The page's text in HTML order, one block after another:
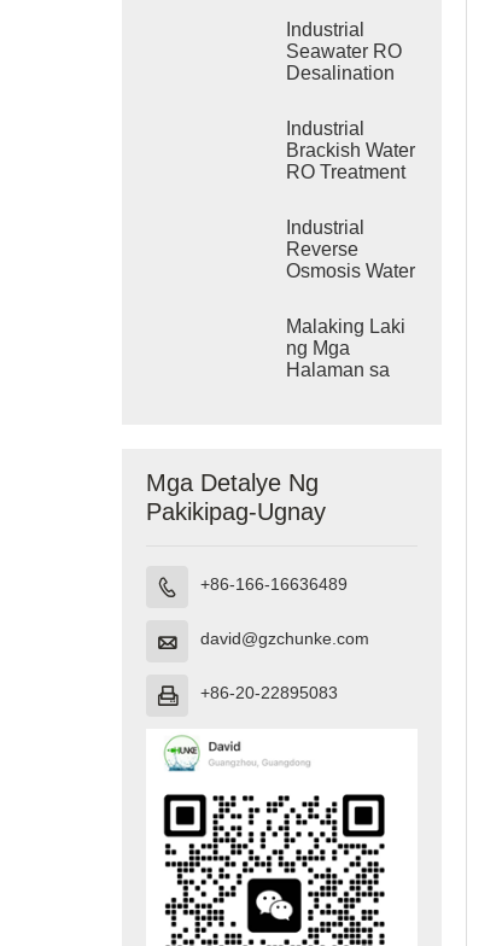
Industrial
Seawater RO
Desalination
Industrial
Brackish Water
RO Treatment
Industrial
Reverse
Osmosis Water
System
Malaking Laki
ng Mga
Halaman sa
Mga Detalye Ng
Pakikipag-Ugnay
 +86-166-16636489
 david@gzchunke.com
 +86-20-22895083